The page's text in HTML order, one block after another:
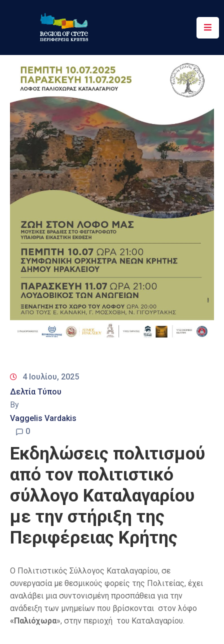
Περιφέρεια
Ενημέρωση
Έργα
&
Δράσεις
Ψηφιακές
Υπηρεσίες
Επικοινωνία
4 Ιουλίου, 2025
Δελτία Τύπου
By
Vaggelis Vardakis
0
Εκδηλώσεις πολιτισμού
από τον πολιτιστικό
σύλλογο Καταλαγαρίου
με την στήριξη της
Περιφέρειας Κρήτης
Ο Πολιτιστικός Σύλλογος Καταλαγαρίου, σε
συνεργασία με θεσμικούς φορείς της Πολιτείας, έχει
αναλάβει μια συντονισμένη προσπάθεια για την
ανάδειξη των μνημείων που βρίσκονται στον λόφο
«Παλιόχωρα», στην περιοχή του Καταλαγαρίου.